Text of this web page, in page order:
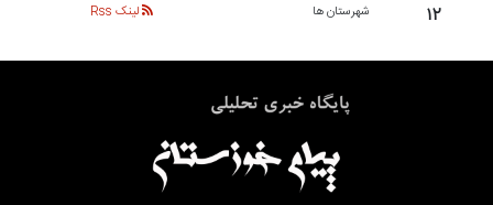
۱۲ شهرستان ها لینک Rss